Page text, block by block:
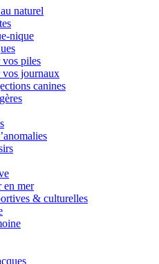
naturel
nique
vos piles
vos journaux
canines
en mer
& culturelles